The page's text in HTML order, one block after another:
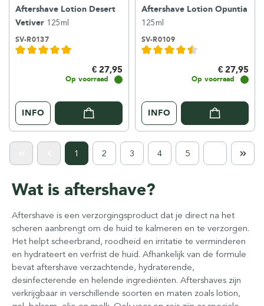
Aftershave Lotion Desert
Vetiver 125ml
SV-R0137
€ 27,95
Op voorraad
INFO
Aftershave Lotion Opuntia
125ml
SV-R0109
€ 27,95
Op voorraad
INFO
1 2 3 4 5
Wat is aftershave?
Aftershave is een verzorgingsproduct dat je direct na het
scheren aanbrengt om de huid te kalmeren en te verzorgen.
Het helpt scheerbrand, roodheid en irritatie te verminderen
en hydrateert en verfrist de huid. Afhankelijk van de formule
bevat aftershave verzachtende, hydraterende,
desinfecterende en helende ingrediënten. Aftershaves zijn
verkrijgbaar in verschillende soorten en maten zoals lotion,